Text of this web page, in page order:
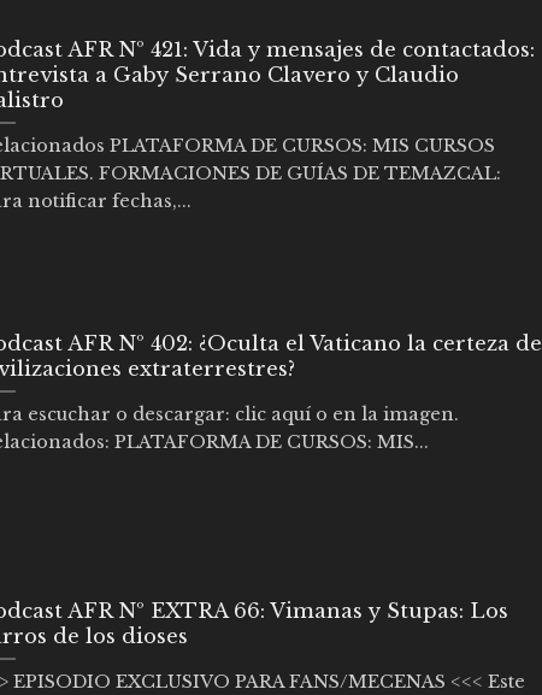
AFR Nº 421: Vida y mensajes de contactados:
a Gaby Serrano Clavero y Claudio
PLATAFORMA DE CURSOS: MIS CURSOS
FORMACIONES DE GUÍAS DE TEMAZCAL:
notificar fechas,...
AFR Nº 402: ¿Oculta el Vaticano la certeza de
extraterrestres?
escuchar o descargar: clic aquí o en la imagen.
PLATAFORMA DE CURSOS: MIS...
AFR Nº EXTRA 66: Vimanas y Stupas: Los
de los dioses
EPISODIO EXCLUSIVO PARA FANS/MECENAS <<< Este